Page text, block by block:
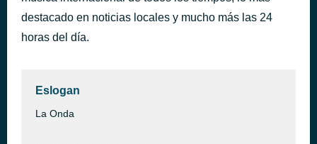
destacado en noticias locales y mucho más las 24
horas del día.
Eslogan
La Onda